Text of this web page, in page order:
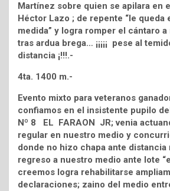
Martínez sobre quien se apilara en
Héctor Lazo ; de repente “le queda
medida” y logra romper el cántaro
tras ardua brega… ¡¡¡¡¡ pese al
distancia ¡!!!.-
4ta. 1400 m.-
Evento mixto para veteranos
confiamos en el insistente pupilo
Nº 8 EL FARAON JR; venia
regular en nuestro medio y
donde no hizo chapa ante distancia
regreso a nuestro medio ante lote
creemos logra rehabilitarse
declaraciones; zaino del medio